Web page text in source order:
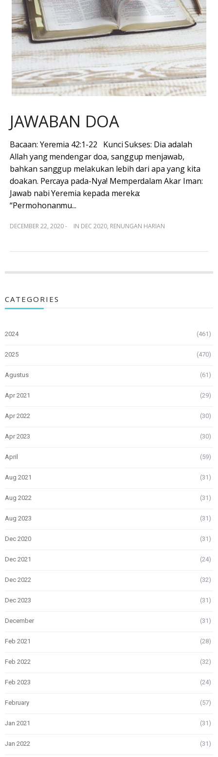
JAWABAN DOA
Bacaan: Yeremia 42:1-22 Kunci Sukses: Dia adalah
Allah yang mendengar doa, sanggup menjawab,
bahkan sanggup melakukan lebih dari apa yang kita
doakan. Percaya pada-Nya! Memperdalam Akar Iman:
Jawab nabi Yeremia kepada mereka:
“Permohonanmu...
DECEMBER 22, 2020 - IN DEC 2020, RENUNGAN HARIAN
CATEGORIES
2024 (461)
2025 (470)
Agustus (61)
Apr 2021 (29)
Apr 2022 (30)
Apr 2023 (30)
April (59)
Aug 2021 (31)
Aug 2022 (31)
Aug 2023 (31)
Dec 2020 (31)
Dec 2021 (24)
Dec 2022 (32)
Dec 2023 (31)
December (31)
Feb 2021 (28)
Feb 2022 (32)
Feb 2023 (24)
February (57)
Jan 2021 (31)
Jan 2022 (31)